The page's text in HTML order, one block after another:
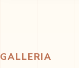
GALLERIA